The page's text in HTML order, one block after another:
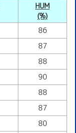
HUM
(%)
86
87
88
90
88
87
80